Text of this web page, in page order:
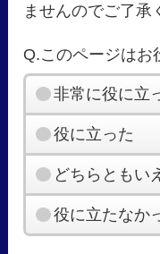
ませんのでご了承
Q.このページはお
非常に役に立
役に立った
どちらともい
役に立たなか